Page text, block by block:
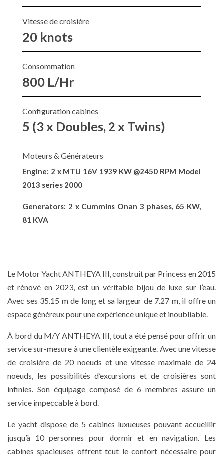
Vitesse de croisière
20 knots
Consommation
800 L/Hr
Configuration cabines
5 (3 x Doubles, 2 x Twins)
Moteurs & Générateurs
Engine: 2 x MTU 16V 1939 KW @2450 RPM Model
2013 series 2000
Generators: 2 x Cummins Onan 3 phases, 65 KW,
81 KVA
Le Motor Yacht ANTHEYA III, construit par Princess en 2015
et rénové en 2023, est un véritable bijou de luxe sur l’eau.
Avec ses 35.15 m de long et sa largeur de 7.27 m, il offre un
espace généreux pour une expérience unique et inoubliable.
À bord du M/Y ANTHEYA III, tout a été pensé pour offrir un
service sur-mesure à une clientèle exigeante. Avec une vitesse
de croisière de 20 noeuds et une vitesse maximale de 24
noeuds, les possibilités d’excursions et de croisières sont
infinies. Son équipage composé de 6 membres assure un
service impeccable à bord.
Le yacht dispose de 5 cabines luxueuses pouvant accueillir
jusqu’à 10 personnes pour dormir et en navigation. Les
cabines spacieuses offrent tout le confort nécessaire pour